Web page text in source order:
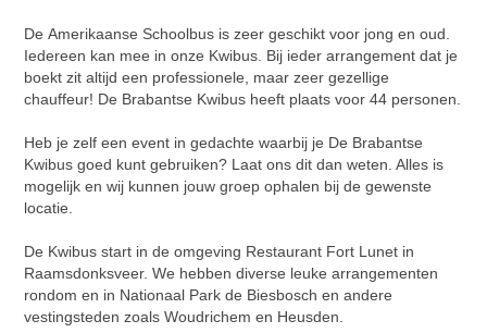
De Amerikaanse Schoolbus is zeer geschikt voor jong en oud.
Iedereen kan mee in onze Kwibus. Bij ieder arrangement dat je
boekt zit altijd een professionele, maar zeer gezellige
chauffeur! De Brabantse Kwibus heeft plaats voor 44 personen.
Heb je zelf een event in gedachte waarbij je De Brabantse
Kwibus goed kunt gebruiken? Laat ons dit dan weten. Alles is
mogelijk en wij kunnen jouw groep ophalen bij de gewenste
locatie.
De Kwibus start in de omgeving Restaurant Fort Lunet in
Raamsdonksveer. We hebben diverse leuke arrangementen
rondom en in Nationaal Park de Biesbosch en andere
vestingsteden zoals Woudrichem en Heusden.